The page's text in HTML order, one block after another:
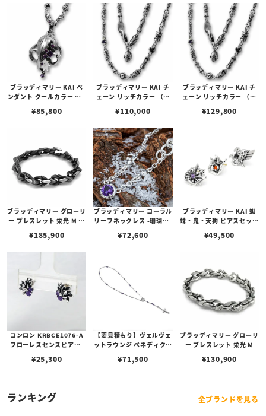
ブラッディマリー KAI ペ
ンダント クールカラー （B
¥85,800
ブラッディマリー KAI チ
ェーン リッチカラー （極
¥110,000
ブラッディマリー KAI チ
ェーン リッチカラー （極
¥129,800
ブラッディマリー グローリ
ー ブレスレット 栄光 M ダ
¥185,900
ブラッディマリー コーラル
リーフネックレス -珊瑚礁-
¥72,600
ブラッディマリー KAI 蜘
蛛・鬼・天狗 ピアスセット
パール/ブラックスピネル
¥49,500
コンロン KRBCE1076-A
フローレスセンスピアス/
¥25,300
【要見積もり】ヴェルヴェ
ットラウンジ ベネディクシ
ト
¥71,500
ブラッディマリー グローリ
ー ブレスレット 栄光 M
¥130,900
ランキング 全ブランドを見る